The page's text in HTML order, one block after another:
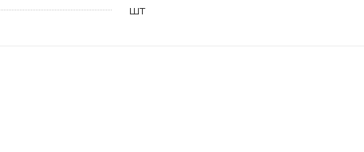
шт